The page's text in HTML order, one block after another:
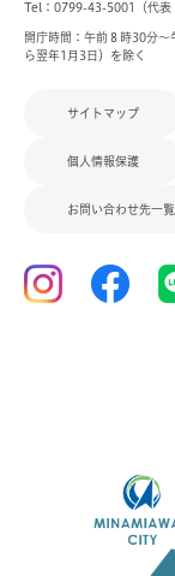
Tel：0799-43-5001（代表
開庁時間：午前８時30分
ら翌年1月3日）を除く
サイトマップ
個人情報保護
お問い合わせ先一覧